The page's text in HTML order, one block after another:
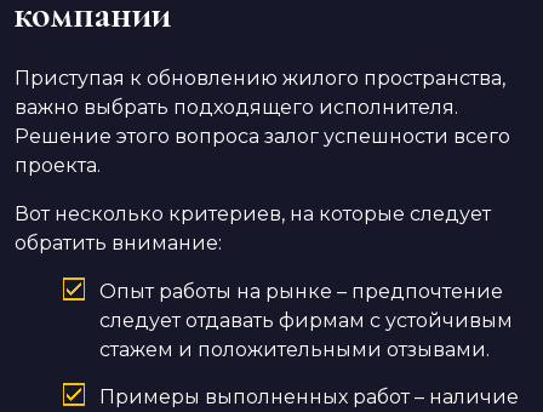
компании
Приступая к обновлению жилого пространства,
важно выбрать подходящего исполнителя.
Решение этого вопроса залог успешности всего
проекта.
Вот несколько критериев, на которые следует
обратить внимание:
Опыт работы на рынке – предпочтение
следует отдавать фирмам с устойчивым
стажем и положительными отзывами.
Примеры выполненных работ – наличие